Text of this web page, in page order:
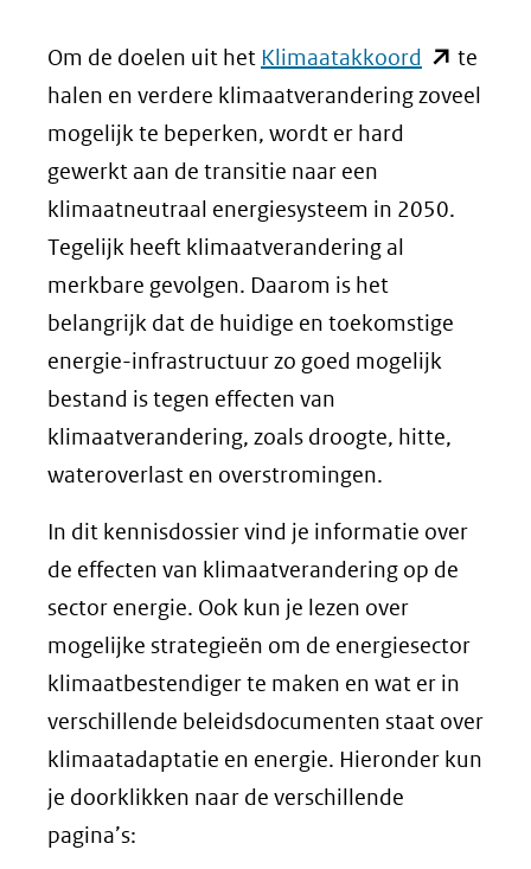
Om de doelen uit het Klimaatakkoord (opent
in
(verwijst
andere
website)
te
halen en verdere klimaatverandering zoveel
mogelijk te beperken, wordt er hard
gewerkt aan de transitie naar een
klimaatneutraal energiesysteem in 2050.
Tegelijk heeft klimaatverandering al
merkbare gevolgen. Daarom is het
belangrijk dat de huidige en toekomstige
energie-infrastructuur zo goed mogelijk
bestand is tegen effecten van
klimaatverandering, zoals droogte, hitte,
wateroverlast en overstromingen.
In dit kennisdossier vind je informatie over
de effecten van klimaatverandering op de
sector energie. Ook kun je lezen over
mogelijke strategieën om de energiesector
klimaatbestendiger te maken en wat er in
verschillende beleidsdocumenten staat over
klimaatadaptatie en energie. Hieronder kun
je doorklikken naar de verschillende
pagina’s: